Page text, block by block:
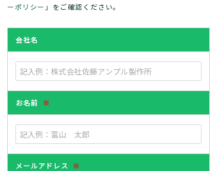
ーポリシー 」をご確認ください。
会社名
お名前 ※
メールアドレス ※